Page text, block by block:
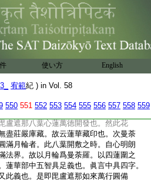
使い方 English
宥範紀 ) in Vol. 58
550 551 552 553 554 555 556 557 558 559
壇中安大日如來。眞金色而住此蓮華藏
也。故云曼荼羅如前乃至其中亦觀大日
其眞下。明眞言中。其眞言
者。如前
壇言相應如何 答。印者從本有自性
盧遮那八葉心蓮萬徳開發也。然此花
盡莊嚴庫藏。故云蓮華藏印也。次曼荼
滿月輪者。此八葉開敷之時。自心明朗
法界。故以月輪爲曼荼羅。以四蓮圍之
蓮華部中五智具足義也。眞言中具四字。
此義也。是即毘盧遮那如來萬行圓備